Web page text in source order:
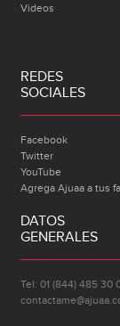
Videos
REDES
SOCIALES
Facebook
Twitter
YouTube
Agrega Ajuaa a tus
DATOS
GENERALES
Tel: 01 (844) 485 30